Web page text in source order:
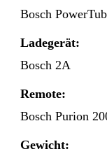
Bosch
Ladegerät:
Bosch 2A
Remote:
Bosch Purion
Gewicht: